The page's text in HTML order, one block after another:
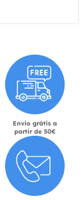
Envio grátis a
partir de 50€